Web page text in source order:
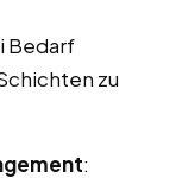
Bedarf
zu
: